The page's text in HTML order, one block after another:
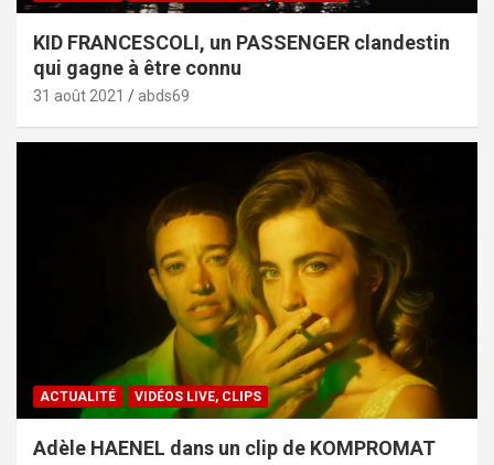
KID FRANCESCOLI, un PASSENGER clandestin
qui gagne à être connu
31 août 2021 abds69
ACTUALITÉ VIDÉOS LIVE, CLIPS
Adèle HAENEL dans un clip de KOMPROMAT